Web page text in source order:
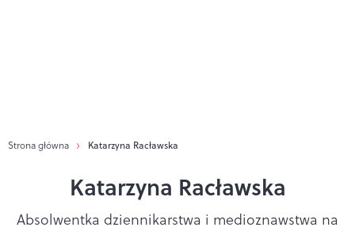
Strona główna Katarzyna Racławska
Katarzyna Racławska
Absolwentka dziennikarstwa i medioznawstwa na